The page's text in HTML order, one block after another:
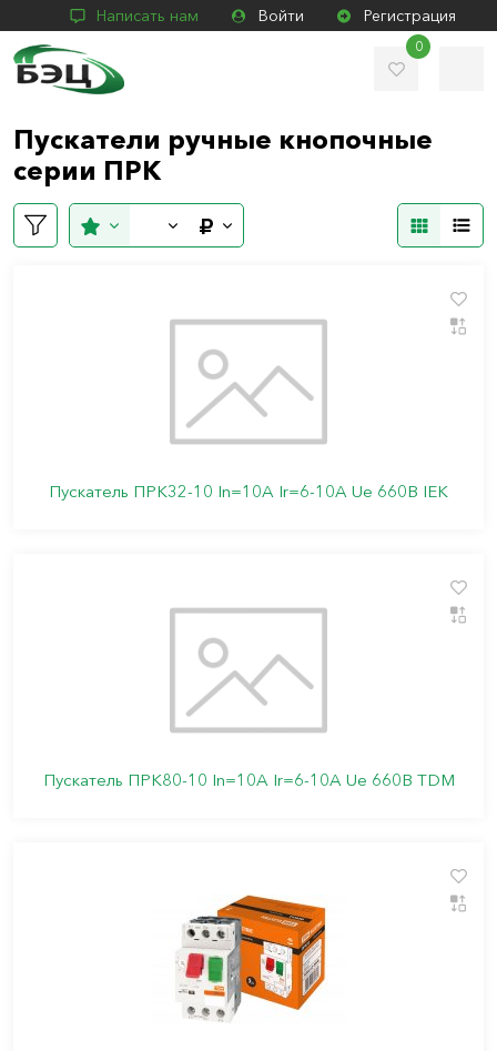
Написать нам Войти Регистрация
0
Пускатели ручные кнопочные
серии ПРК
Пускатель ПРК32-10 In=10A Ir=6-10A Ue 660В IEK
Пускатель ПРК80-10 In=10A Ir=6-10A Ue 660В TDM